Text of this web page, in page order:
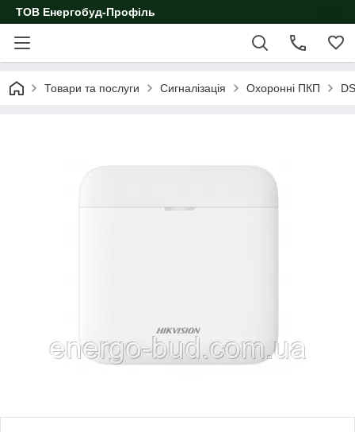
ТОВ Енергобуд-Профіль
Товари та послуги Сигналізація Охоронні ПКП